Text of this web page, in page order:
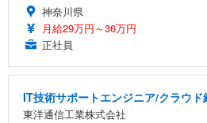
神奈川県
月給29万円～36万円
正社員
IT技術サポートエンジニア/クラウ
東洋通信工業株式会社